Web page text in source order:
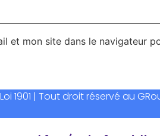
et mon site dans le navigateur
1901 | Tout droit réservé au